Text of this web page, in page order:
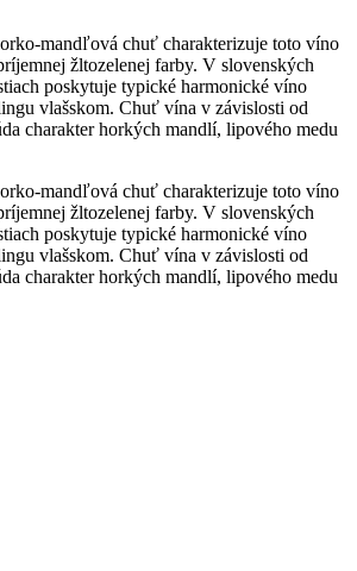
mandľová chuť charakterizuje toto víno
žltozelenej farby. V slovenských
poskytuje typické harmonické víno
vlašskom. Chuť vína v závislosti od
charakter horkých mandlí, lipového medu
mandľová chuť charakterizuje toto víno
žltozelenej farby. V slovenských
poskytuje typické harmonické víno
vlašskom. Chuť vína v závislosti od
charakter horkých mandlí, lipového medu